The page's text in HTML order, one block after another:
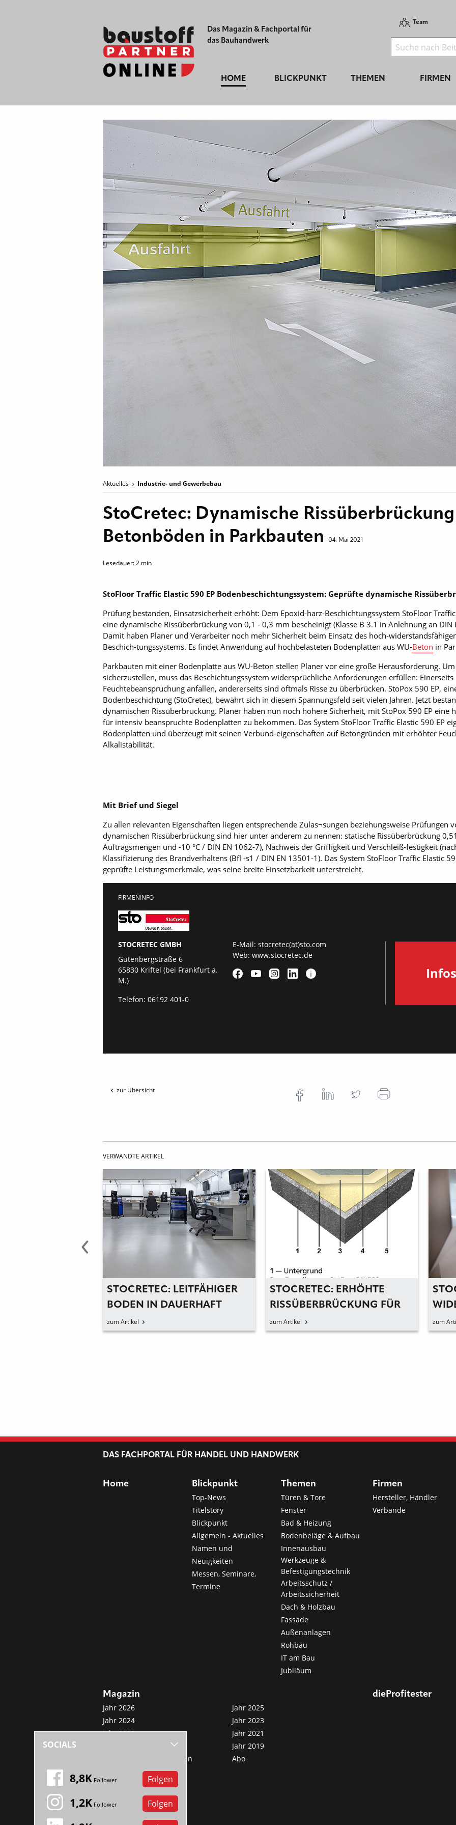
Das Magazin & Fachportal für
das Bauhandwerk
Team
HOME BLICKPUNKT THEMEN FIRMEN
Aktuelles Industrie- und Gewerbebau
StoCretec: Dynamische
Betonböden in Parkbauten
04. Mai 2021
Lesedauer:2 min
StoFloor Traffic Elastic 590 EP Bodenbeschichtungssystem: Geprüfte dynamische
Prüfung bestanden, Einsatzsicherheit erhöht: Dem Epoxid-harz-Beschichtungssystem StoFloor
eine dynamische Rissüberbrückung von 0,1 - 0,3 mm bescheinigt (Klasse B 3.1 in Anlehnung an DIN
Damit haben Planer und Verarbeiter noch mehr Sicherheit beim Einsatz des hoch-
Beschich-tungssystems. Es findet Anwendung auf hochbelasteten Bodenplatten aus WU-Beton in
Parkbauten mit einer Bodenplatte aus WU-Beton stellen Planer vor eine große Herausforderung.
sicherzustellen, muss das Beschichtungssystem widersprüchliche Anforderungen erfüllen:
Feuchtebeanspruchung anfallen, andererseits sind oftmals Risse zu überbrücken. StoPox 590 EP,
Bodenbeschichtung (StoCretec), bewährt sich in diesem Spannungsfeld seit vielen Jahren. Jetzt
dynamischen Rissüberbrückung. Planer haben nun noch höhere Sicherheit, mit StoPox 590 EP eine
für intensiv beanspruchte Bodenplatten zu bekommen. Das System StoFloor Traffic Elastic 590 EP
Bodenplatten und überzeugt mit seinen Verbund-eigenschaften auf Betongründen mit erhöhter
Alkalistabilität.
Mit Brief und Siegel
Zu allen relevanten Eigenschaften liegen entsprechende Zulas¬sungen beziehungsweise Prüfungen
dynamischen Rissüberbrückung sind hier unter anderem zu nennen: statische Rissüberbrückung
Auftragsmengen und -10 °C / DIN EN 1062-7), Nachweis der Griffigkeit und Verschleiß-festigkeit
Klassifizierung des Brandverhaltens (Bfl -s1 / DIN EN 13501-1). Das System StoFloor Traffic Elastic
geprüfte Leistungsmerkmale, was seine breite Einsetzbarkeit unterstreicht.
FIRMENINFO
STOCRETEC GMBH
Gutenbergstraße 6
65830 Kriftel (bei Frankfurt a.
M.)
Telefon: 06192 401-0
E-Mail: stocretec(at)sto.com
Web: www.stocretec.de
zur Übersicht
VERWANDTE ARTIKEL
STOCRETEC: LEITFÄHIGER
BODEN IN DAUERHAFT
ATTRAKTIVER OPTIK
zum Artikel
STOCRETEC: ERHÖHTE
RISSÜBERBRÜCKUNG FÜR
VERKEHRSFLÄCHEN
zum Artikel zum
DAS FACHPORTAL FÜR HANDEL UND HANDWERK
Home Blickpunkt
Top-News
Titelstory
Blickpunkt
Allgemein - Aktuelles
Namen und
Neuigkeiten
Messen, Seminare,
Termine
Themen
Türen & Tore
Fenster
Bad & Heizung
Bodenbeläge & Aufbau
Innenausbau
Werkzeuge &
Befestigungstechnik
Arbeitsschutz /
Arbeitssicherheit
Dach & Holzbau
Fassade
Außenanlagen
Rohbau
IT am Bau
Jubiläum
Firmen
Hersteller, Händler
Verbände
Magazin
Jahr 2026
Jahr 2025
Jahr 2024
Jahr 2023
Jahr 2022
Jahr 2021
Jahr 2019
Sonderveröffentlichungen
Abo
dieProfitester
SOCIALS
8,8K Follower Folgen
1,2K Follower Folgen